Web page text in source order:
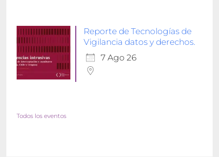
Reporte de Tecnologías de
Vigilancia datos y derechos.
7 Ago 26
Todos los eventos